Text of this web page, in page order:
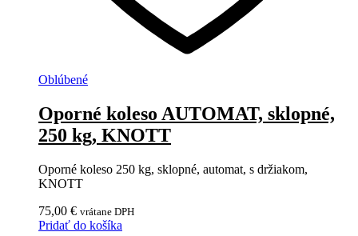
Oblúbené
Oporné koleso AUTOMAT, sklopné,
250 kg, KNOTT
Oporné koleso 250 kg, sklopné, automat, s držiakom,
KNOTT
75,00 € vrátane DPH
Pridať do košíka